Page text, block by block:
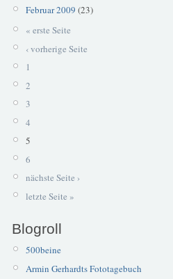
Februar 2009 (23)
« erste Seite
‹ vorherige Seite
1
2
3
4
5
6
nächste Seite ›
letzte Seite »
Blogroll
500beine
Armin Gerhardts Fototagebuch